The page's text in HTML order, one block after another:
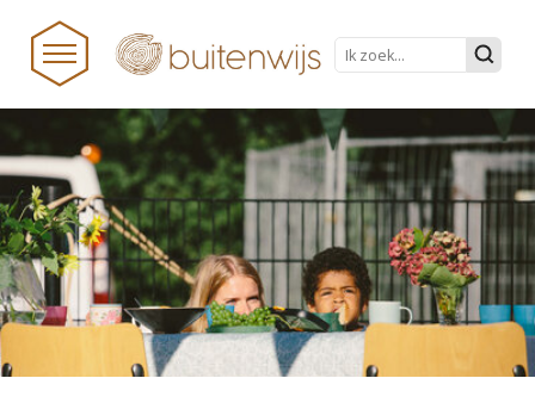
HOME
NIEUWS
BUITENWIJS
TEAM
PRAKTISCHE ZAKEN